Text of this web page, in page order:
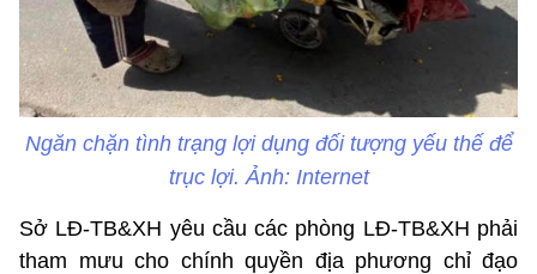
Ngăn chặn tình trạng lợi dụng đối tượng yếu thế để
trục lợi. Ảnh: Internet
Sở LĐ-TB&XH yêu cầu các phòng LĐ-TB&XH phải
tham mưu cho chính quyền địa phương chỉ đạo